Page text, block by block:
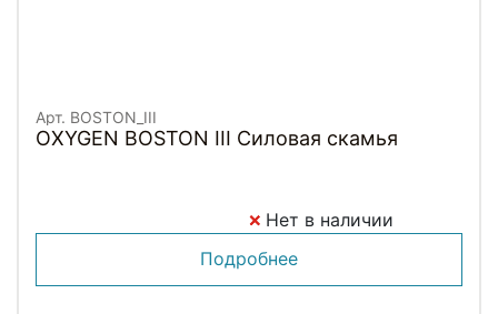
Арт. BOSTON_III
OXYGEN BOSTON III Силовая скамья
Нет в наличии
Подробнее